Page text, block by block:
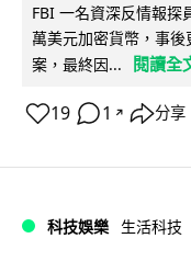
FBI 一名資深反情報探
萬美元加密貨幣，事
案，最終因...
閱讀全
19 1 ↗ 分享
科技娛樂 生活科技